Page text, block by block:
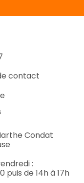
contact
Condat
:
puis de 14h à 17h